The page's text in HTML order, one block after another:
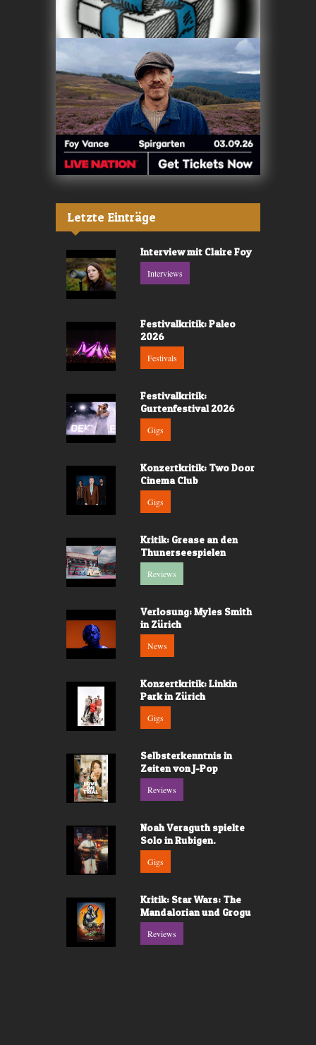
Letzte Einträge
Interview mit Claire Foy
Interviews
Festivalkritik: Paleo
2026
Festivals
Festivalkritik:
Gurtenfestival 2026
Gigs
Konzertkritik: Two Door
Cinema Club
Gigs
Kritik: Grease an den
Thunerseespielen
Reviews
Verlosung: Myles Smith
in Zürich
News
Konzertkritik: Linkin
Park in Zürich
Gigs
Selbsterkenntnis in
Zeiten von J-Pop
Reviews
Noah Veraguth spielte
Solo in Rubigen.
Gigs
Kritik: Star Wars: The
Mandalorian und Grogu
Reviews